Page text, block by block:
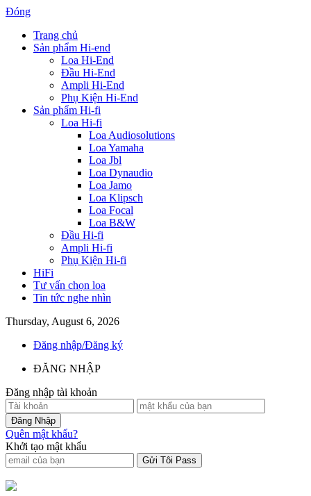
Đóng
Trang chủ
Sản phẩm Hi-end
Loa Hi-End
Đầu Hi-End
Ampli Hi-End
Phụ Kiện Hi-End
Sản phẩm Hi-fi
Loa Hi-fi
Loa Audiosolutions
Loa Yamaha
Loa Jbl
Loa Dynaudio
Loa Jamo
Loa Klipsch
Loa Focal
Loa B&W
Đầu Hi-fi
Ampli Hi-fi
Phụ Kiện Hi-fi
HiFi
Tư vấn chọn loa
Tin tức nghe nhìn
Thursday, August 6, 2026
Đăng nhập/Đăng ký
ĐĂNG NHẬP
Đăng nhập tài khoản
Quên mật khẩu?
Khởi tạo mật khẩu